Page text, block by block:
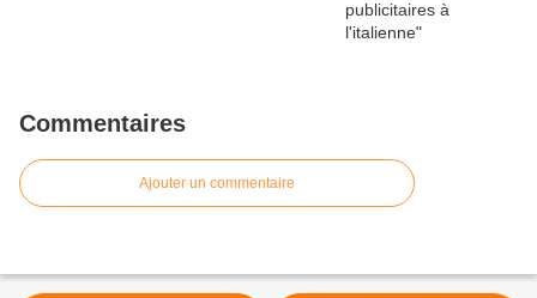
Commentaires
Ajouter un commentaire